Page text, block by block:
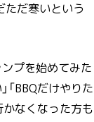
ただ寒いという
プを始めてみた
「BBQだけやりた
かなくなった方も